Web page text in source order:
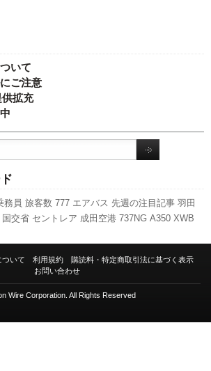
いて
ご注意
拡充
務員 旅客数 777 エアバス 先週の注目記事 羽田
国交省 セントレア 成田空港 737NG A350 XWB
伊丹空港 ピーチ・アビエーション 関西空港 発
ついて 利用規約
購読料・特定商取引法に基づく表示
お問い合わせ
Wire Corporation. All Rights Reserved